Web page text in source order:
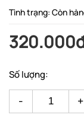
Tình trạng: Còn
Số lượng:
- +